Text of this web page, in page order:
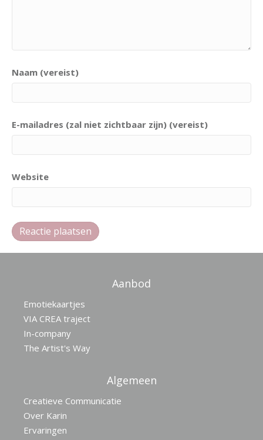
Naam (vereist)
E-mailadres (zal niet zichtbaar zijn) (vereist)
Website
Aanbod
Emotiekaartjes
VIA CREA traject
In-company
The Artist's Way
Algemeen
Creatieve Communicatie
Over Karin
Ervaringen